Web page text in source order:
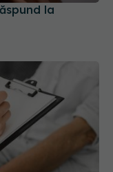
la